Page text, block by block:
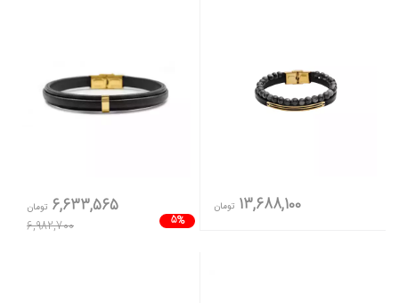
13,688,100 تومان
5%
6,633,565 تومان
6,982,700